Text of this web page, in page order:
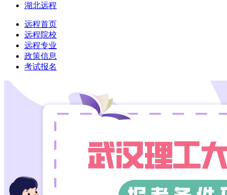
湖北远程
远程首页
远程院校
远程专业
政策信息
考试报名